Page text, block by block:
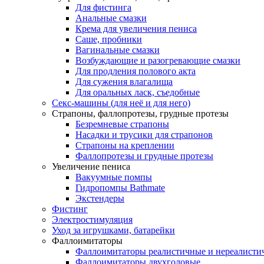
Для фистинга
Анальные смазки
Крема для увеличения пениса
Саше, пробники
Вагинальные смазки
Возбуждающие и разогревающие смазки
Для продления полового акта
Для сужения влагалища
Для оральных ласк, съедобные
Секс-машины (для неё и для него)
Страпоны, фаллопротезы, грудные протезы
Безремневые страпоны
Насадки и трусики для страпонов
Страпоны на креплении
Фаллопротезы и грудные протезы
Увеличение пениса
Вакуумные помпы
Гидропомпы Bathmate
Экстендеры
Фистинг
Электростимуляция
Уход за игрушками, батарейки
Фаллоимитаторы
Фаллоимитаторы реалистичные и
Фаллоимитаторы двухголовые